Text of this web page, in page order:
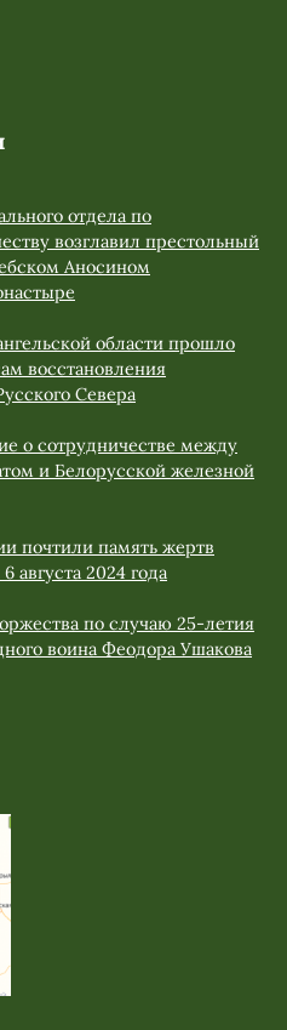
отдела по
возглавил престольный
Аносином
области прошло
восстановления
Севера
о сотрудничестве между
и Белорусской железной
почтили память жертв
августа 2024 года
по случаю 25-летия
воина Феодора Ушакова